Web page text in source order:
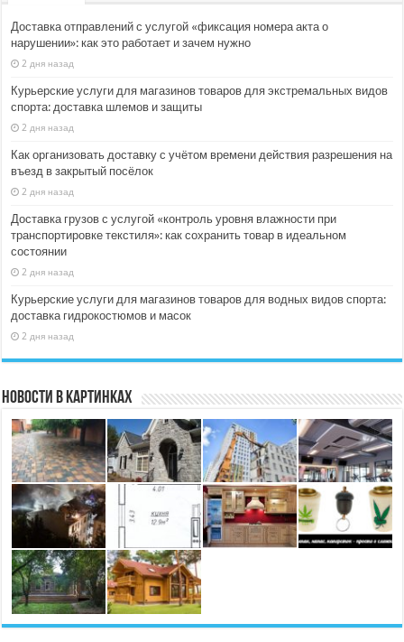
Доставка отправлений с услугой «фиксация номера акта о
нарушении»: как это работает и зачем нужно
2 дня назад
Курьерские услуги для магазинов товаров для экстремальных видов
спорта: доставка шлемов и защиты
2 дня назад
Как организовать доставку с учётом времени действия разрешения на
въезд в закрытый посёлок
2 дня назад
Доставка грузов с услугой «контроль уровня влажности при
транспортировке текстиля»: как сохранить товар в идеальном
состоянии
2 дня назад
Курьерские услуги для магазинов товаров для водных видов спорта:
доставка гидрокостюмов и масок
2 дня назад
Новости в картинках